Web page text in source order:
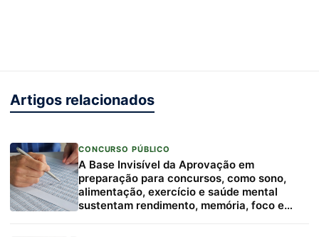
Artigos relacionados
CONCURSO PÚBLICO
A Base Invisível da Aprovação em
preparação para concursos, como sono,
alimentação, exercício e saúde mental
sustentam rendimento, memória, foco e